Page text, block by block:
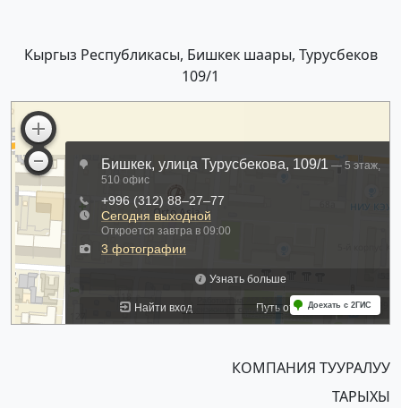
Кыргыз Республикасы, Бишкек шаары, Турусбеков
109/1
КОМПАНИЯ ТУУРАЛУУ
ТАРЫХЫ